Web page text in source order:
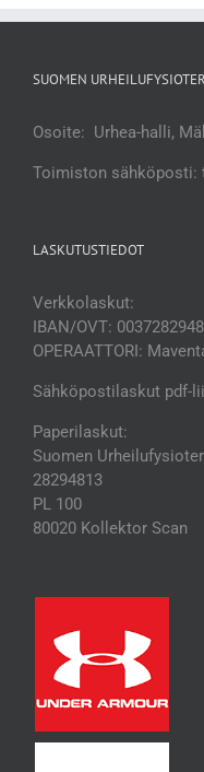
SUOMEN
Osoite: Urhea-halli,
Toimiston sähköposti:
LASKUTUSTIEDOT
Verkkolaskut:
IBAN/OVT:
OPERAATTORI:
Sähköpostilaskut pdf-
Paperilaskut:
Suomen
28294813
PL 100
80020 Kollektor Scan